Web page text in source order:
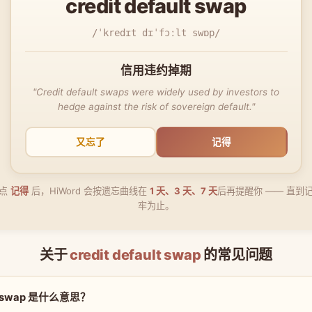
credit default swap
/ˈkredɪt dɪˈfɔːlt swɒp/
信用违约掉期
"Credit default swaps were widely used by investors to
hedge against the risk of sovereign default."
又忘了 记得
点 记得 后，HiWord 会按遗忘曲线在 1 天、3 天、7 天后再提醒你 —— 直到
牢为止。
关于credit default swap 的常见问题
是什么意思？